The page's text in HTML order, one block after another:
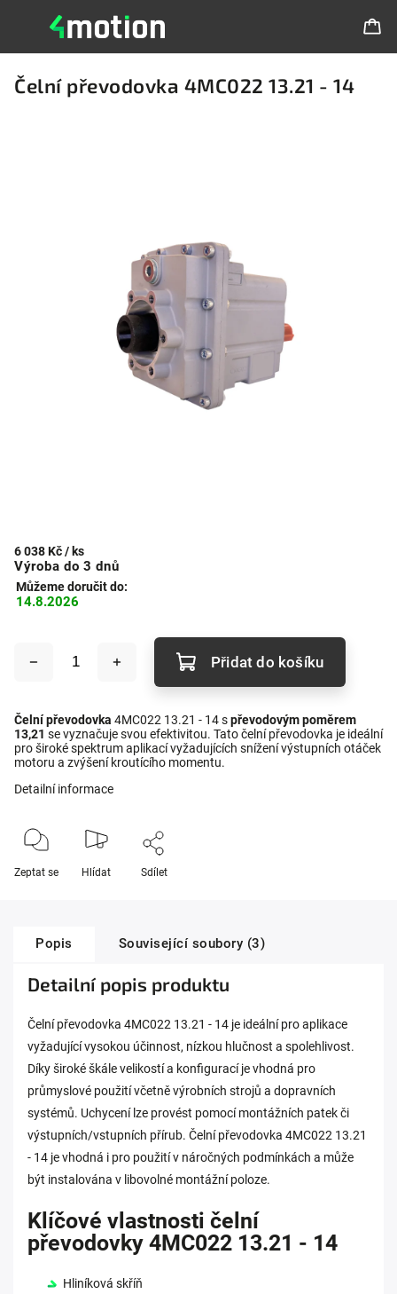
Čelní převodovka 4MC022 13.21 - 14
6 038 Kč/ ks
Výroba do 3 dnů
Můžeme doručit do:
14.8.2026
Přidat do košíku
Čelní převodovka 4MC022 13.21 - 14 spřevodovým poměrem
13,21 se vyznačuje svou efektivitou. Tato čelní převodovka je ideální
pro široké spektrum aplikací vyžadujících snížení výstupních otáček
motoru a zvýšení kroutícího momentu.
Detailní informace
Zeptat se Hlídat Sdílet
Popis Související soubory (3)
Detailní popis produktu
Čelní převodovka 4MC022 13.21 - 14 je ideální pro aplikace
vyžadující vysokou účinnost, nízkou hlučnost a spolehlivost.
Díky široké škále velikostí a konfigurací je vhodná pro
průmyslové použití včetně výrobních strojů a dopravních
systémů. Uchycení lze provést pomocí montážních patek či
výstupních/vstupních přírub. Čelní převodovka 4MC022 13.21
- 14 je vhodná i pro použití v náročných podmínkách a může
být instalována v libovolné montážní poloze.
Klíčové vlastnosti čelní
převodovky 4MC022 13.21 - 14
Hliníková skříň